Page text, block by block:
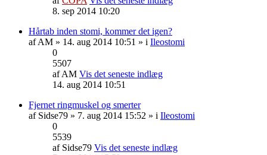
8. sep 2014 10:20
Hårtab inden stomi, kommer det igen?
afAM » 14. aug 2014 10:51 » i Ileostomi
0
5507
afAM Vis det seneste indlæg
14. aug 2014 10:51
Fjernet ringmuskel og smerter
af Sidse79 » 7. aug 2014 15:52 » i Ileostomi
0
5539
af Sidse79 Vis det seneste indlæg